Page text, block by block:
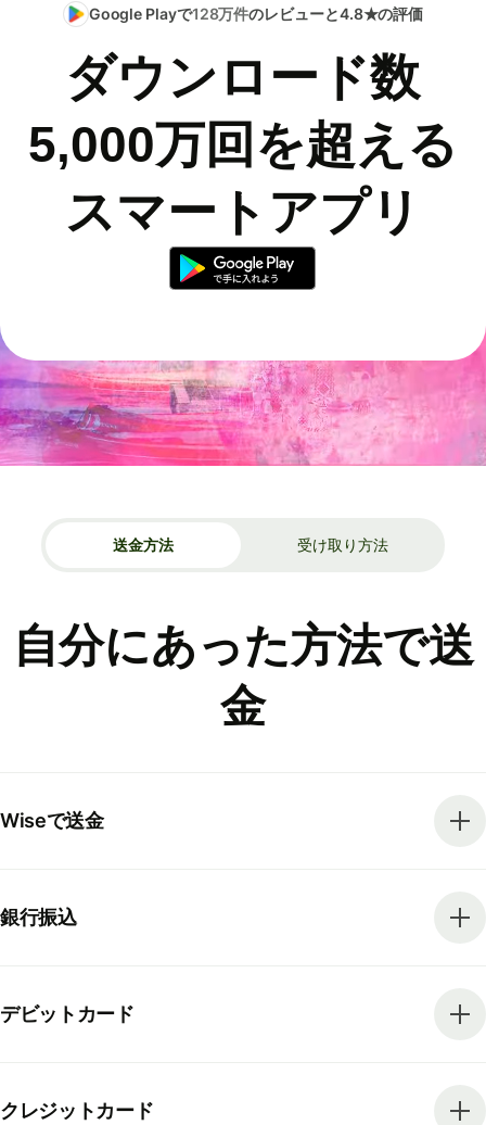
Google Playで128万件のレビューと4.8★の評価
ダウンロード数
5,000万回を超える
スマートアプリ
送金方法 受け取り方法
自分にあった方法で送
金
Wiseで送金
銀行振込
デビットカード
クレジットカード